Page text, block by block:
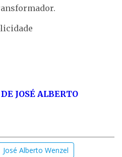
JOSÉ ALBERTO
José Alberto Wenzel